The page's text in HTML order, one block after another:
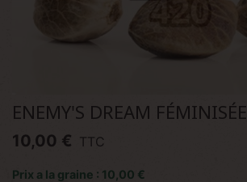
ENEMY'S DREAM FÉMINISÉE
10,00 € TTC
Prix a la graine : 10,00 €